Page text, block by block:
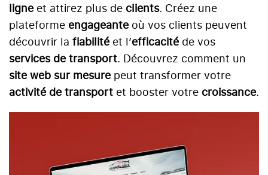
ligne et attirez plus de clients. Créez une
plateforme engageante où vos clients peuvent
découvrir la fiabilité et l’efficacité de vos
services de transport. Découvrez comment un
site web sur mesure peut transformer votre
activité de transport et booster votre croissance.